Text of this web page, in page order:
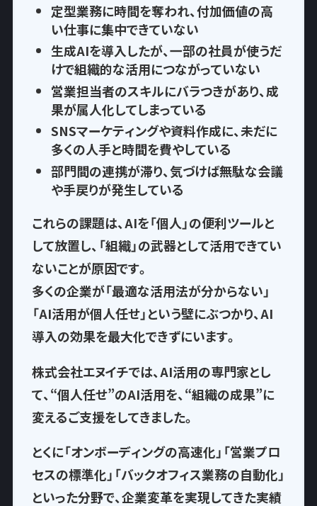
定型業務に時間を奪われ、付加価値の高
い仕事に集中できていない
生成AIを導入したが、一部の社員が使うだ
けで組織的な活用につながっていない
営業担当者のスキルにバラつきがあり、成
果が属人化してしまっている
SNSマーケティングや資料作成に、未だに
多くの人手と時間を費やしている
部門間の連携が滞り、気づけば無駄な会議
や手戻りが発生している
これらの課題は、AIを「個人」の便利ツールと
して放置し、 「組織」の武器として活用できてい
ないことが原因です。
多くの企業が「最適な活用法が分からない」
「AI活用が個人任せ」という壁にぶつかり、AI
導入の効果を最大化できずにいます。
株式会社エヌイチでは、AI活用の専門家とし
て、“個人任せ”のAI活用を、“組織の成果”に
変えるご支援をしてきました。
とくに「オンボーディングの高速化」「営業プロ
セスの標準化」「バックオフィス業務の自動化」
といった分野で、企業変革を実現してきた実績